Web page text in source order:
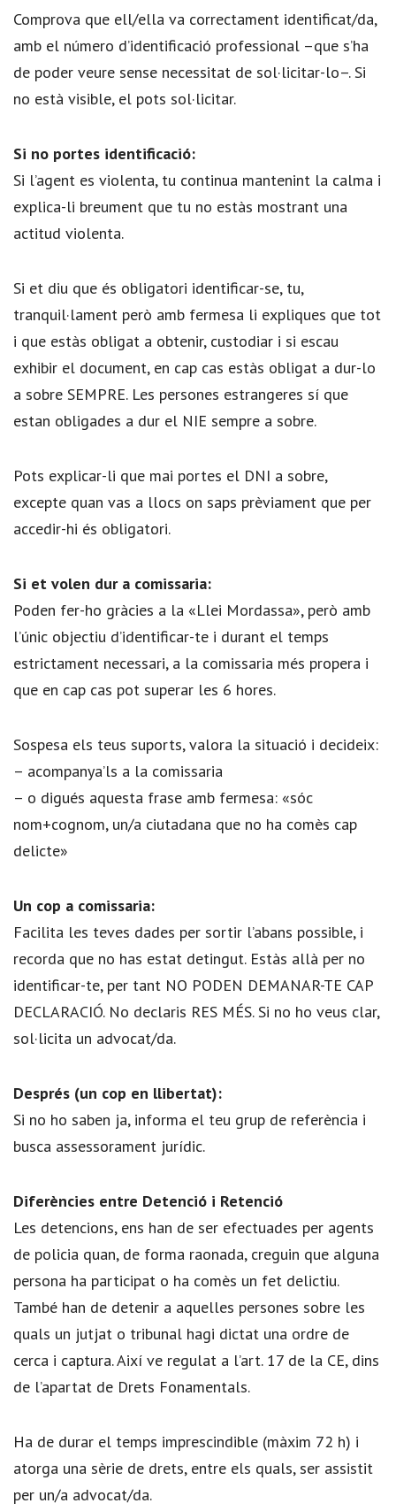
Comprova que ell/ella va correctament identificat/da,
amb el número d’identificació professional –que s’ha
de poder veure sense necessitat de sol·licitar-lo–. Si
no està visible, el pots sol·licitar.
Si no portes identificació:
Si l’agent es violenta, tu continua mantenint la calma i
explica-li breument que tu no estàs mostrant una
actitud violenta.
Si et diu que és obligatori identificar-se, tu,
tranquil·lament però amb fermesa li expliques que tot
i que estàs obligat a obtenir, custodiar i si escau
exhibir el document, en cap cas estàs obligat a dur-lo
a sobre SEMPRE. Les persones estrangeres sí que
estan obligades a dur el NIE sempre a sobre.
Pots explicar-li que mai portes el DNI a sobre,
excepte quan vas a llocs on saps prèviament que per
accedir-hi és obligatori.
Si et volen dur a comissaria:
Poden fer-ho gràcies a la «Llei Mordassa», però amb
l’únic objectiu d’identificar-te i durant el temps
estrictament necessari, a la comissaria més propera i
que en cap cas pot superar les 6 hores.
Sospesa els teus suports, valora la situació i decideix:
– acompanya’ls a la comissaria
– o digués aquesta frase amb fermesa: «sóc
nom+cognom, un/a ciutadana que no ha comès cap
delicte»
Un cop a comissaria:
Facilita les teves dades per sortir l’abans possible, i
recorda que no has estat detingut. Estàs allà per no
identificar-te, per tant NO PODEN DEMANAR-TE CAP
DECLARACIÓ. No declaris RES MÉS. Si no ho veus clar,
sol·licita un advocat/da.
Després (un cop en llibertat):
Si no ho saben ja, informa el teu grup de referència i
busca assessorament jurídic.
Diferències entre Detenció i Retenció
Les detencions, ens han de ser efectuades per agents
de policia quan, de forma raonada, creguin que alguna
persona ha participat o ha comès un fet delictiu.
També han de detenir a aquelles persones sobre les
quals un jutjat o tribunal hagi dictat una ordre de
cerca i captura. Així ve regulat a l’art. 17 de la CE, dins
de l’apartat de Drets Fonamentals.
Ha de durar el temps imprescindible (màxim 72 h) i
atorga una sèrie de drets, entre els quals, ser assistit
per un/a advocat/da.